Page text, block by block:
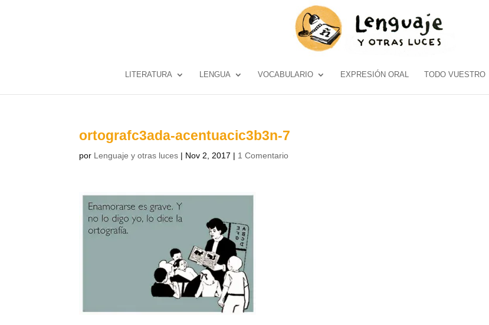
LITERATURA LENGUA VOCABULARIO EXPRESIÓN ORAL TODO VUESTRO
ortografc3ada-acentuacic3b3n-7
por Lenguaje y otras luces | Nov 2, 2017 | 1 Comentario